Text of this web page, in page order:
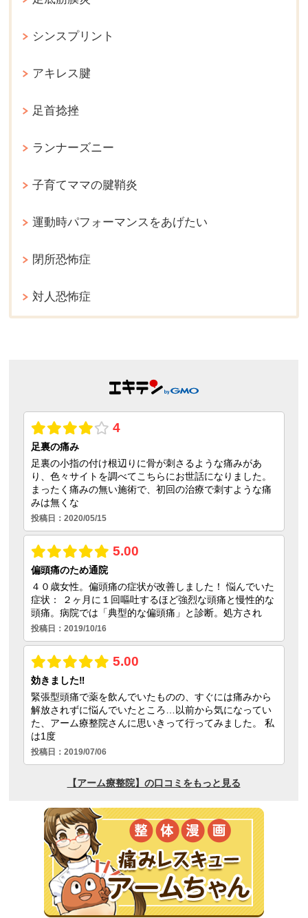
シンスプリント
アキレス腱
足首捻挫
ランナーズニー
子育てママの腱鞘炎
運動時パフォーマンスをあげたい
閉所恐怖症
対人恐怖症